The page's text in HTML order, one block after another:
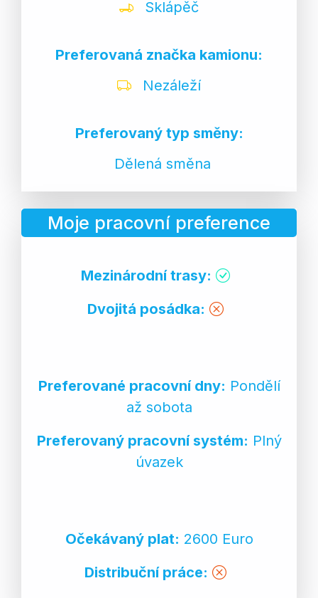
Sklápěč
Preferovaná značka kamionu:
Nezáleží
Preferovaný typ směny:
Dělená směna
Moje pracovní preference
Mezinárodní trasy:
Dvojitá posádka:
Preferované pracovní dny: Pondělí
až sobota
Preferovaný pracovní systém: Plný
úvazek
Očekávaný plat: 2600 Euro
Distribuční práce: